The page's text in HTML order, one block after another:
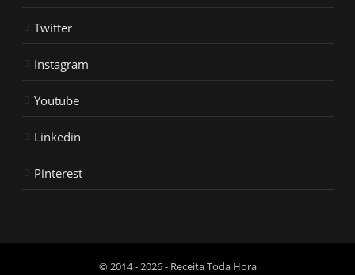
Twitter
Instagram
Youtube
Linkedin
Pinterest
© 2014 - 2026 - Receita Toda Hora